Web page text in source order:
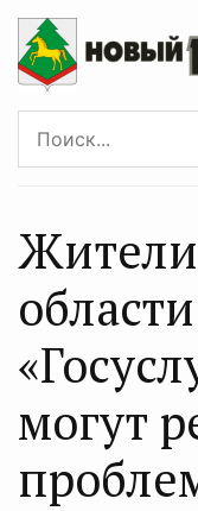
могут